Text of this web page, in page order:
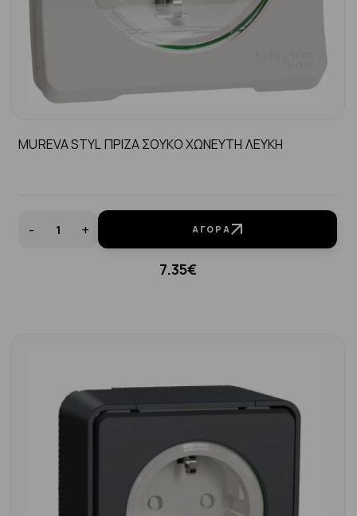
MUREVA STYL ΠΡΙΖΑ ΣΟΥΚΟ ΧΩΝΕΥΤΗ ΛΕΥΚΗ
- + ΑΓΟΡΆ
7.35€